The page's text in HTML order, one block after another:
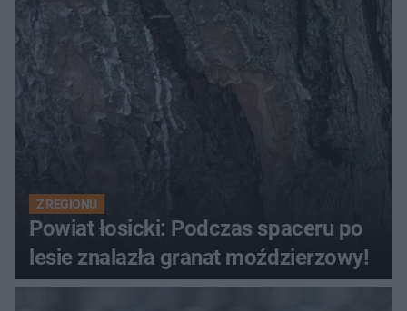
Z REGIONU
Powiat łosicki: Podczas spaceru po
lesie znalazła granat moździerzowy!